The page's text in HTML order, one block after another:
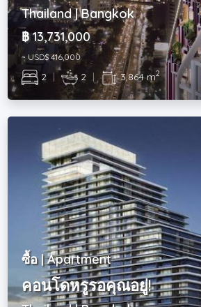
Thailand | Bangkok
฿ 13,731,000
~ USD$ 416,000
2 | 2 | 3,864 m2
ซื้อ | Apartment
คอนโดหรูรอคุณอยู่!